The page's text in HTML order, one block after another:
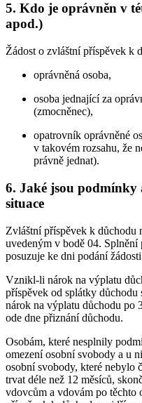
5. Kdo je oprávněn v
apod.)
Žádost o zvláštní příspěvek k
oprávněná osoba,
osoba jednající za
(zmocněnec),
opatrovník oprávněné
v takovém rozsahu, že
právně jednat).
6. Jaké jsou podmínky
situace
Zvláštní příspěvek k důchodu
uvedeným v bodě 04.
posuzuje ke dni podání
Vznikl-li nárok na výplatu
příspěvek od splátky
nárok na výplatu důchodu po
ode dne přiznání důchodu.
Osobám, které nesplnily
omezení osobní svobody a u
osobní svobody, které nebylo
trvat déle než 12 měsíců,
vdovcům a vdovám po těchto